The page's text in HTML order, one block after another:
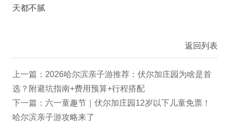
天都不腻
返回列表
上一篇：2026哈尔滨亲子游推荐：伏尔加庄园为啥是首
选？附避坑指南+费用预算+行程搭配
下一篇：六一童趣节｜伏尔加庄园12岁以下儿童免票！
哈尔滨亲子游攻略来了